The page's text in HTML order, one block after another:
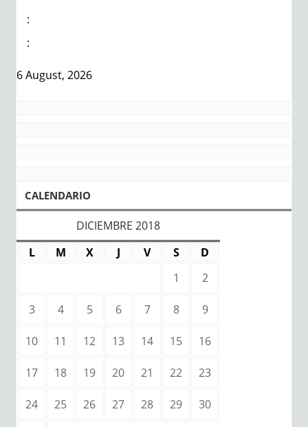
:
:
6 August, 2026
CALENDARIO
DICIEMBRE 2018
L
M X J V S
D
1
2
3 4 5 6 7 8 9
10 11 12 13 14 15 16
17 18 19 20 21 22 23
24 25 26 27 28 29 30